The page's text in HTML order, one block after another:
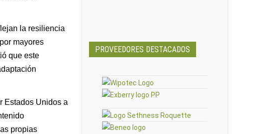
la resiliencia
mayores
que este
Estados Unidos a
propias
PROVEEDORES DESTACADOS